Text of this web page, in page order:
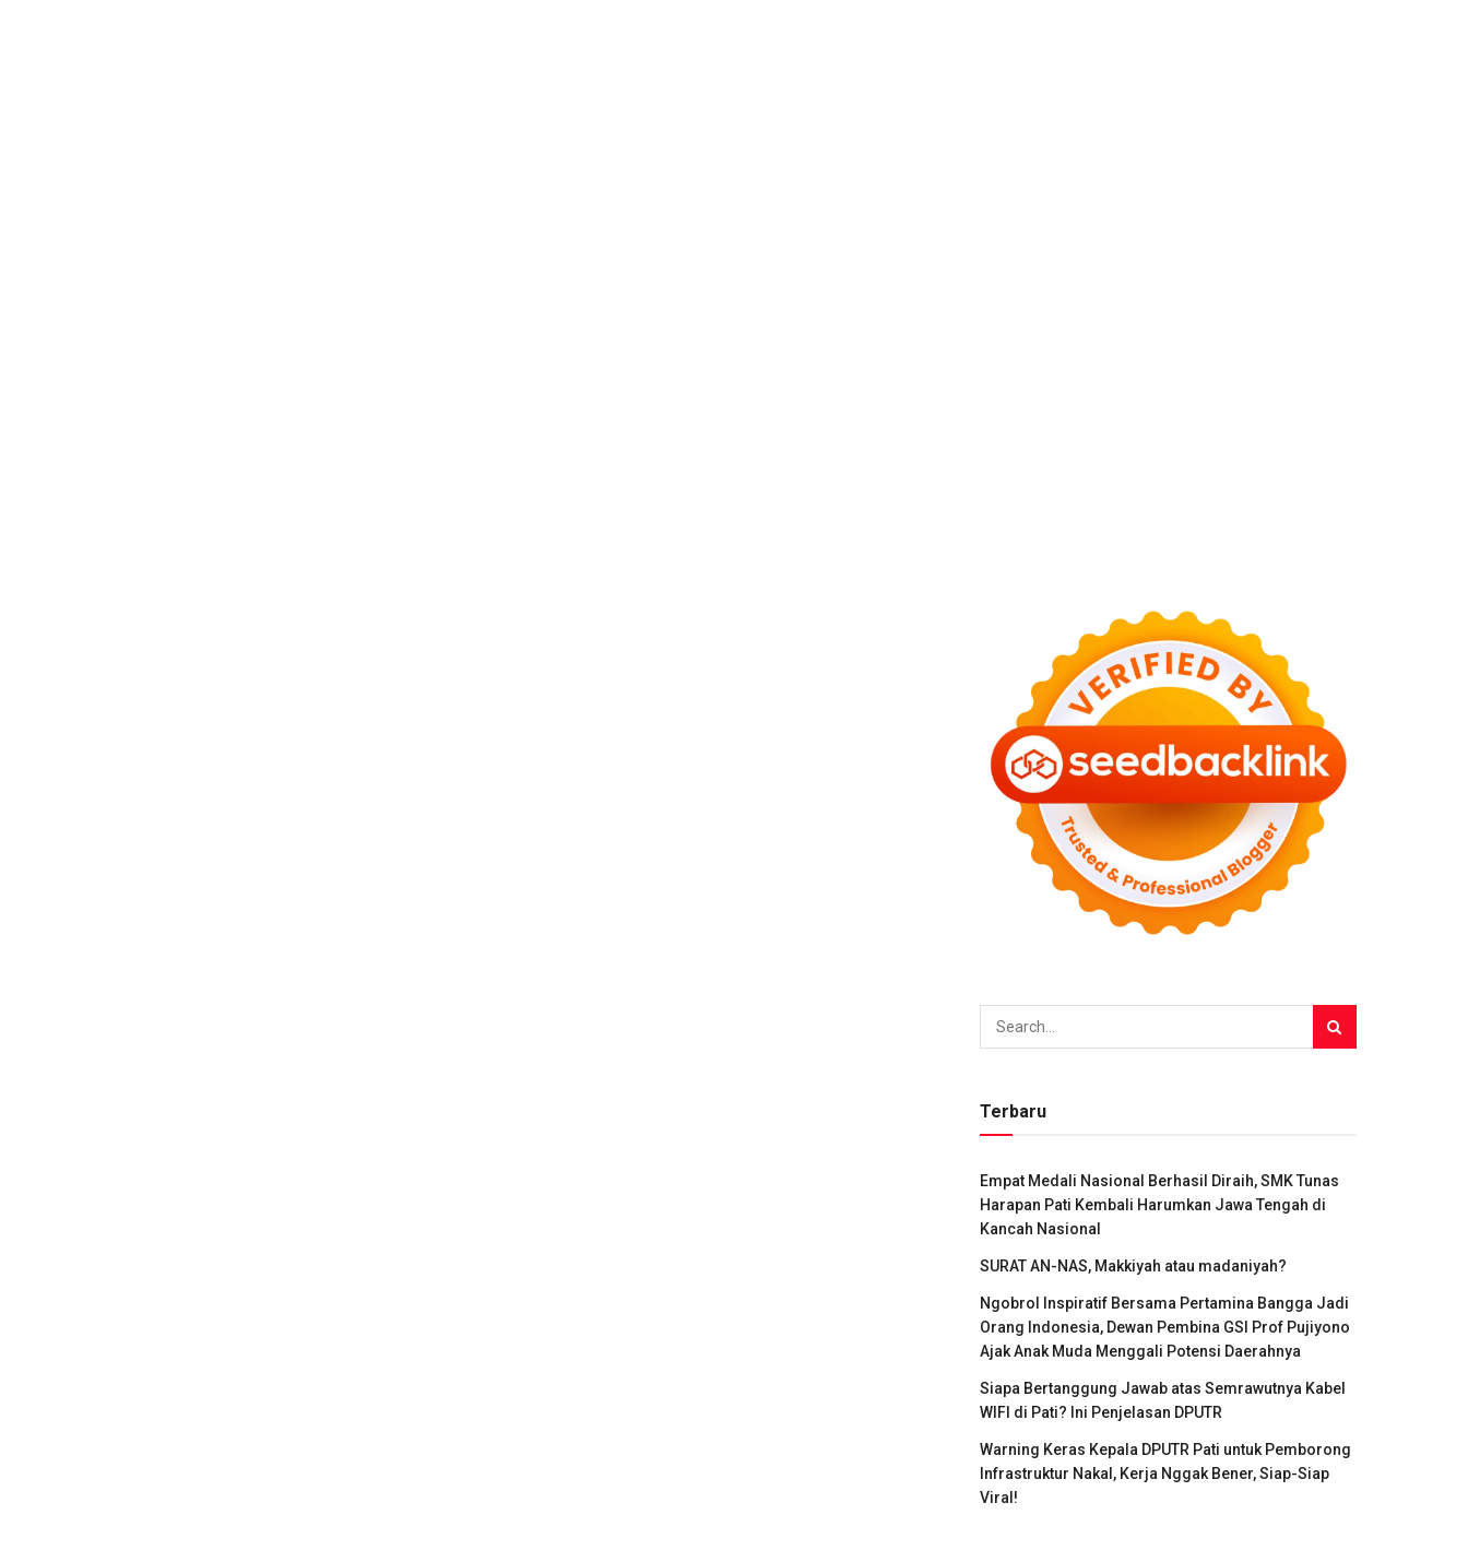
Terbaru
Empat Medali Nasional Berhasil Diraih, SMK Tunas
Harapan Pati Kembali Harumkan Jawa Tengah di
Kancah Nasional
SURAT AN-NAS, Makkiyah atau madaniyah?
Ngobrol Inspiratif Bersama Pertamina Bangga Jadi
Orang Indonesia, Dewan Pembina GSI Prof Pujiyono
Ajak Anak Muda Menggali Potensi Daerahnya
Siapa Bertanggung Jawab atas Semrawutnya Kabel
WIFI di Pati? Ini Penjelasan DPUTR
Warning Keras Kepala DPUTR Pati untuk Pemborong
Infrastruktur Nakal, Kerja Nggak Bener, Siap-Siap
Viral!